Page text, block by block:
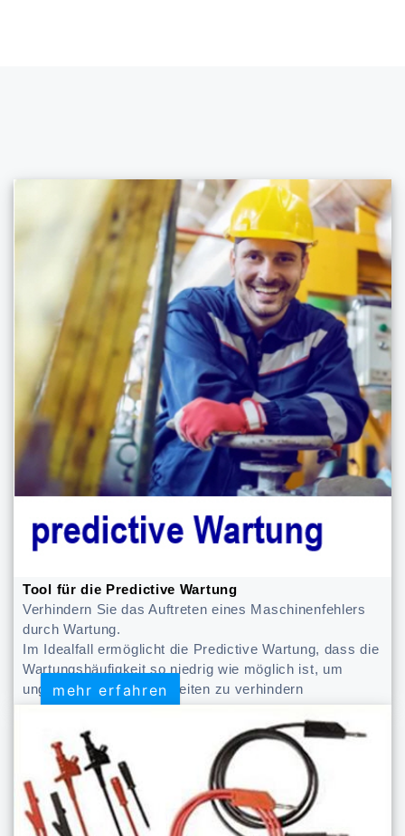
Tool für die Predictive Wartung
Verhindern Sie das Auftreten eines Maschinenfehlers
durch Wartung.
Im Idealfall ermöglicht die Predictive Wartung, dass die
Wartungshäufigkeit so niedrig wie möglich ist, um
ungeplante Wartungsarbeiten zu verhindern
mehr erfahren
mehr erfahren